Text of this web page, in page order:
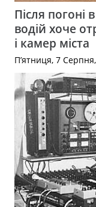
Після погоні
водій хоче
і камер міста
П’ятниця, 7